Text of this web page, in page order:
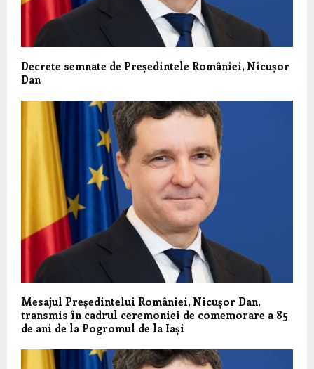
Decrete semnate de Președintele României, Nicușor
Dan
Mesajul Președintelui României, Nicușor Dan,
transmis în cadrul ceremoniei de comemorare a 85
de ani de la Pogromul de la Iași